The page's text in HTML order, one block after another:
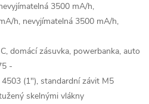
3500 mA/h,
h, nevyjímatelná 3500 mA/h,
domácí zásuvka, powerbanka, auto
-
(1"), standardní závit M5
skelnými vlákny